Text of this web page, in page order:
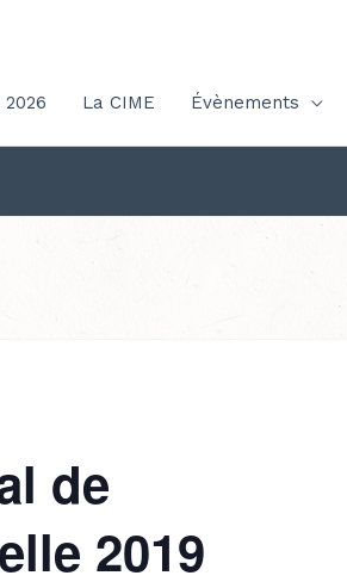
2026 La CIME Évènements
de
2019